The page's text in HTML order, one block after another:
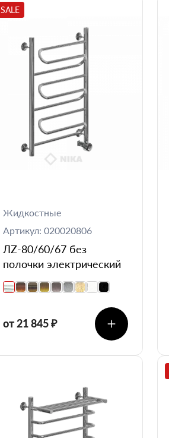
SALE
Жидкостные
Артикул: 020020806
ЛZ-80/60/67 без
полочки электрический
от 21 845 ₽